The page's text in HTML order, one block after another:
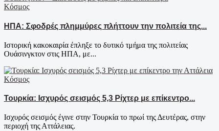
Κόσμος
ΗΠΑ: Σφοδρές πλημμύρες πλήττουν την πολιτεία της...
Ιστορική κακοκαιρία έπληξε το δυτικό τμήμα της πολιτείας
Ουάσινγκτον στις ΗΠΑ, με...
Κόσμος
Τουρκία: Ισχυρός σεισμός 5,3 Ρίχτερ με επίκεντρο...
Ισχυρός σεισμός έγινε στην Τουρκία το πρωί της Δευτέρας, στην
περιοχή της Αττάλειας.